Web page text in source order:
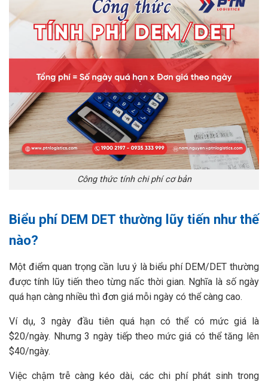
Công thức tính chi phí cơ bản
Biểu phí DEM DET thường lũy tiến như thế
nào?
Một điểm quan trọng cần lưu ý là biểu phí DEM/DET thường
được tính lũy tiến theo từng nấc thời gian. Nghĩa là số ngày
quá hạn càng nhiều thì đơn giá mỗi ngày có thể càng cao.
Ví dụ, 3 ngày đầu tiên quá hạn có thể có mức giá là
$20/ngày. Nhưng 3 ngày tiếp theo mức giá có thể tăng lên
$40/ngày.
Việc chậm trễ càng kéo dài, các chi phí phát sinh trong